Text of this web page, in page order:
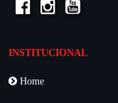
INSTITUCIONAL
Home